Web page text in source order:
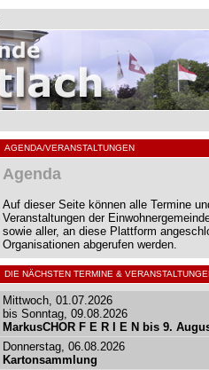
AGENDA/VERANSTALTUNGEN
Agenda
Auf dieser Seite können alle Termine
Veranstaltungen der
sowie aller, an diese Plattform
Organisationen abgerufen werden.
DIE NÄCHSTEN TERMINE &
Mittwoch, 01.07.2026
bis Sonntag, 09.08.2026
MarkusCHOR F E R I E N bis 9.
Donnerstag, 06.08.2026
Kartonsammlung